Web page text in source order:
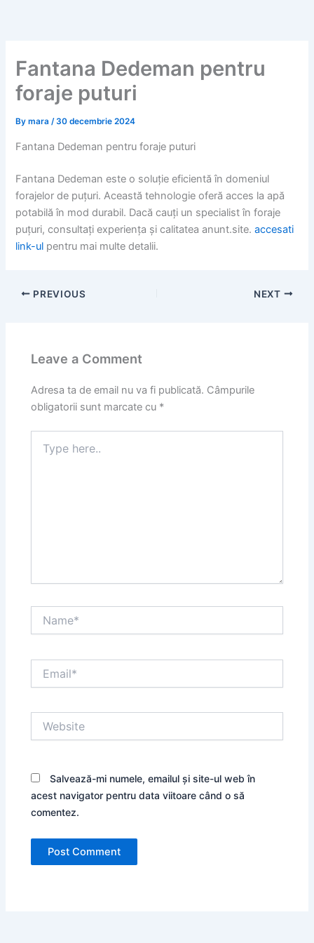
Fantana Dedeman pentru
foraje puturi
Bymara/30 decembrie 2024
Fantana Dedeman pentru foraje puturi
Fantana Dedeman este o soluție eficientă în domeniul
forajelor de puțuri. Această tehnologie oferă acces la apă
potabilă în mod durabil. Dacă cauți un specialist în foraje
puțuri, consultați experiența și calitatea anunt.site.accesati
link-ul pentru mai multe detalii.
PREVIOUS NEXT
Leave a Comment
Adresa ta de email nu va fi publicată. Câmpurile
obligatorii sunt marcate cu *
here..
Salvează-mi numele, emailul și site-ul web în
acest navigator pentru data viitoare când o să
comentez.